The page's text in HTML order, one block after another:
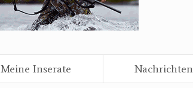
Meine Inserate Nachrichten